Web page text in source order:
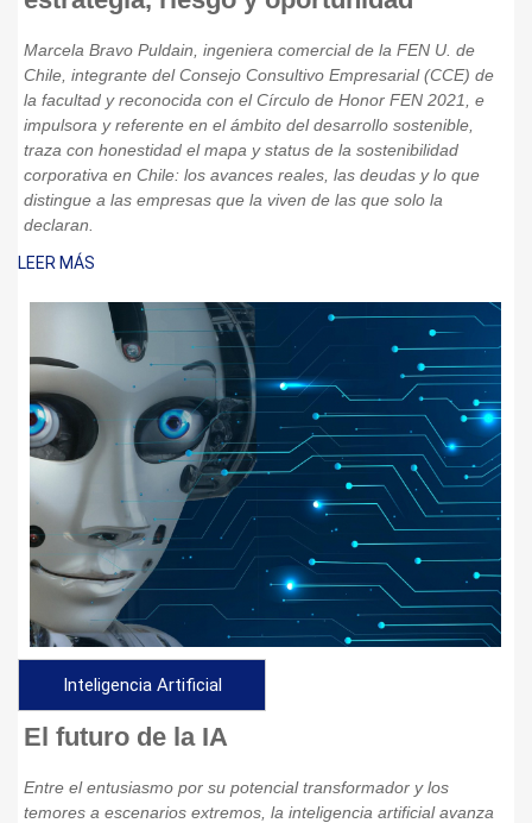
Marcela Bravo Puldain, ingeniera comercial de la FEN U. de
Chile, integrante del Consejo Consultivo Empresarial (CCE) de
la facultad y reconocida con el Círculo de Honor FEN 2021, e
impulsora y referente en el ámbito del desarrollo sostenible,
traza con honestidad el mapa y status de la sostenibilidad
corporativa en Chile: los avances reales, las deudas y lo que
distingue a las empresas que la viven de las que solo la
declaran.
LEER MÁS
Inteligencia Artificial
El futuro de la IA
Entre el entusiasmo por su potencial transformador y los
temores a escenarios extremos, la inteligencia artificial avanza